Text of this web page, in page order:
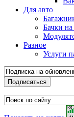
Для авто
Бачки
Разное
Услуги